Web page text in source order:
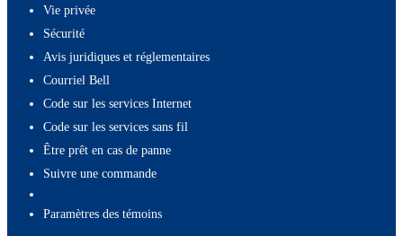
Vie privée
Sécurité
Avis juridiques et réglementaires
Courriel Bell
Code sur les services Internet
Code sur les services sans fil
Être prêt en cas de panne
Suivre une commande
paramètres des témoins